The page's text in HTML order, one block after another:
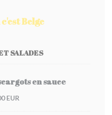
Belge
SALADES
en sauce
EUR